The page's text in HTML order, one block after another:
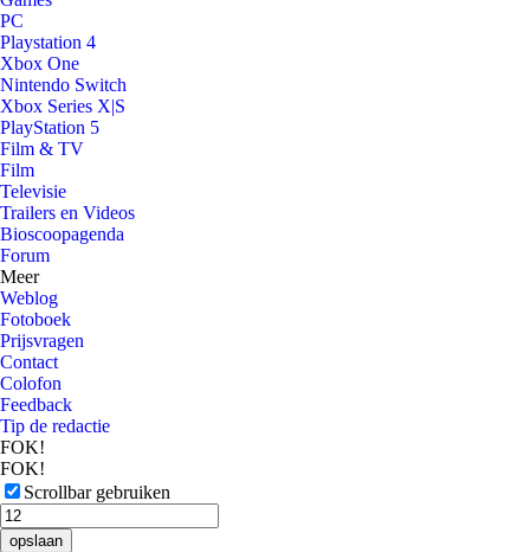
PC
Playstation 4
Xbox One
Nintendo Switch
Xbox Series X|S
PlayStation 5
Film & TV
Film
Televisie
Trailers en Videos
Bioscoopagenda
Forum
Meer
Weblog
Fotoboek
Prijsvragen
Contact
Colofon
Feedback
Tip de redactie
FOK!
FOK!
Scrollbar gebruiken
opslaan